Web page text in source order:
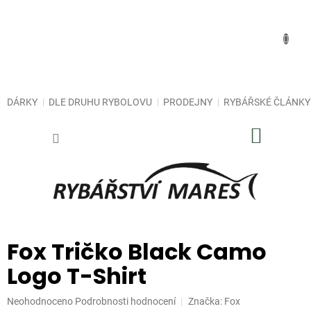
DÁRKY DLE DRUHU RYBOLOVU PRODEJNY RYBÁŘSKÉ ČLÁNKY
Fox Tričko Black Camo
Logo T-Shirt
Průměrné
Neohodnoceno Podrobnosti hodnocení Značka: Fox